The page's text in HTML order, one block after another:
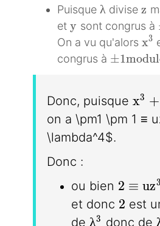
Puisque \lambda
λ divise z
z
et y
y sont congrus à
On a vu qu'alors x^3
x3
congrus à \pm1
±1modul
Donc, puisque x^3
x3 +
on a \pm1 \pm 1 ≡
\lambda^4$.
Donc :
ou bien 2
2 ≡ uz3
et donc 2
2 est
de \lambda^3
λ3 donc de